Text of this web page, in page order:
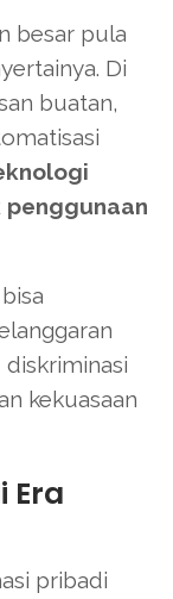
besar pula
Di
buatan,
kekuasaan
Era
pribadi